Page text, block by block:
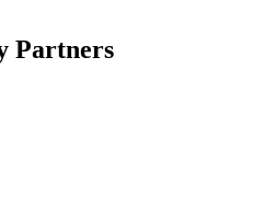
Partners